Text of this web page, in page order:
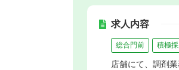
求人内容
総合門前 積極
店舗にて、調剤